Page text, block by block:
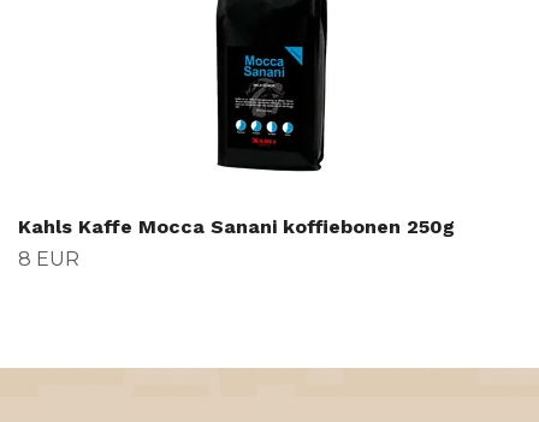
Kahls Kaffe Mocca Sanani koffiebonen 250g
8 EUR